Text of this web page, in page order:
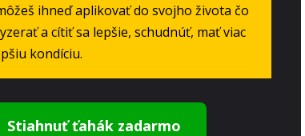
ihneď aplikovať do svojho života čo
a cítiť sa lepšie, schudnúť, mať viac
kondíciu.
Stiahnuť ťahák zadarmo